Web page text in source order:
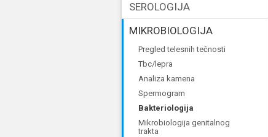
SEROLOGIJA
MIKROBIOLOGIJA
pregled telesnih tečnosti
tbc/lepra
analiza kamena
spermogram
bakteriologija
mikrobiologija genitalnog
trakta